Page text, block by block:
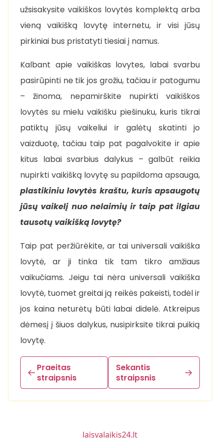
užsisakysite vaikiškos lovytės komplektą arba
vieną vaikišką lovytę internetu, ir visi jūsų
pirkiniai bus pristatyti tiesiai į namus.
Kalbant apie vaikiškas lovytes, labai svarbu
pasirūpinti ne tik jos grožiu, tačiau ir patogumu
– žinoma, nepamirškite nupirkti vaikiškos
lovytės su mielu vaikišku piešinuku, kuris tikrai
patiktų jūsų vaikeliui ir galėtų skatinti jo
vaizduotę, tačiau taip pat pagalvokite ir apie
kitus labai svarbius dalykus – galbūt reikia
nupirkti vaikišką lovytę su papildoma apsauga,
plastikiniu lovytės kraštu, kuris apsaugotų
jūsų vaikelį nuo nelaimių ir taip pat ilgiau
tausotų vaikišką lovytę?
Taip pat peržiūrėkite, ar tai universali vaikiška
lovytė, ar ji tinka tik tam tikro amžiaus
vaikučiams. Jeigu tai nėra universali vaikiška
lovytė, tuomet greitai ją reikės pakeisti, todėl ir
jos kaina neturėtų būti labai didelė. Atkreipus
dėmesį į šiuos dalykus, nusipirksite tikrai puikią
lovytę.
Praeitas
straipsnis
Sekantis
straipsnis
laisvalaikis24.lt